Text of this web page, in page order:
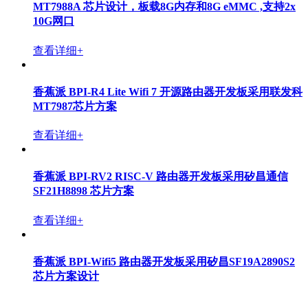
MT7988A 芯片设计，板载8G内存和8G eMMC ,支持2x
10G网口
查看详细+
香蕉派 BPI-R4 Lite Wifi 7 开源路由器开发板采用联发科
MT7987芯片方案
查看详细+
香蕉派 BPI-RV2 RISC-V 路由器开发板采用矽昌通信
SF21H8898 芯片方案
查看详细+
香蕉派 BPI-Wifi5 路由器开发板采用矽昌SF19A2890S2
芯片方案设计